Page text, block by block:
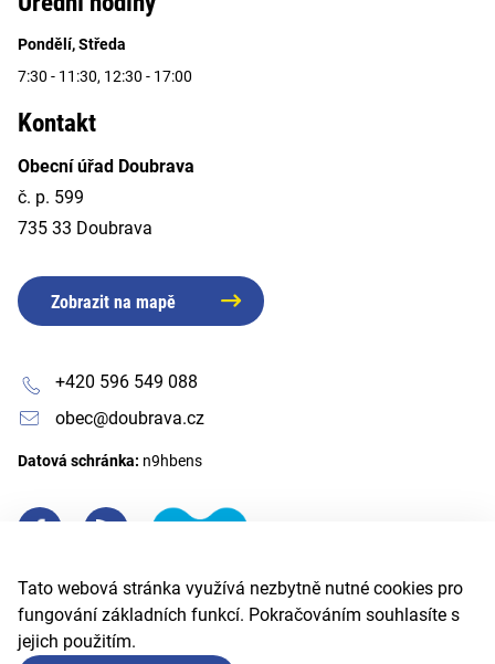
Tato webová stránka využívá nezbytně nutné cookies pro
fungování základních funkcí. Pokračováním souhlasíte s
jejich použitím.
Pondělí, Středa
7:30 - 11:30, 12:30 - 17:00
Kontakt
Obecní úřad Doubrava
č. p. 599
735 33 Doubrava
Zobrazit na mapě
+420 596 549 088
obec@doubrava.cz
Datová schránka: n9hbens